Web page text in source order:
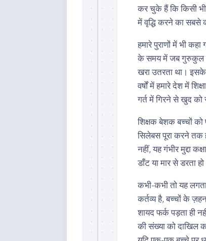
कर चुके हैं कि किसी भी
में वृद्धि करने का सबसे
हमारे पुराणों में भी कहा
के समय में जब गुरुकुल
खरा उतरता था।
वर्षों में हमारे देश में
गर्त में गिरने से खुद को
शिक्षक बेशक बच्चों को
सिलेबस पूरा करने तक
नहीं, यह गंभीर मुद्दा
डाँट या मार से डरता
कभी-कभी तो यह
कर्तव्य है, बच्चों के
शायद फर्क पड़ता ही
की संख्या को दाखिल